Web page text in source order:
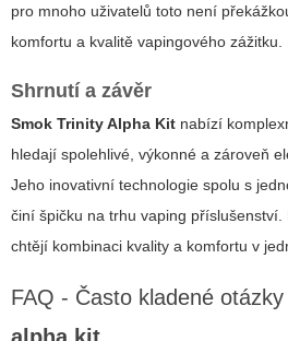
pro mnoho uživatelů toto není
komfortu a kvalitě vapingového zážitku.
Shrnutí a závěr
Smok Trinity Alpha Kit nabízí
hledají spolehlivé, výkonné a zároveň
Jeho inovativní technologie spolu s
činí špičku na trhu vaping
chtějí kombinaci kvality a komfortu v
FAQ - Často kladené